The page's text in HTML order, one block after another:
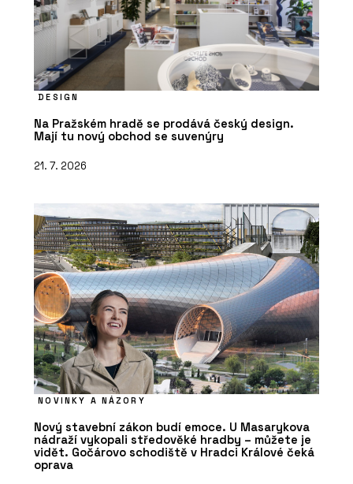
DESIGN
Na Pražském hradě se prodává český design.
Mají tu nový obchod se suvenýry
21. 7. 2026
NOVINKY A NÁZORY
Nový stavební zákon budí emoce. U Masarykova
nádraží vykopali středověké hradby – můžete je
vidět. Gočárovo schodiště v Hradci Králové čeká
oprava